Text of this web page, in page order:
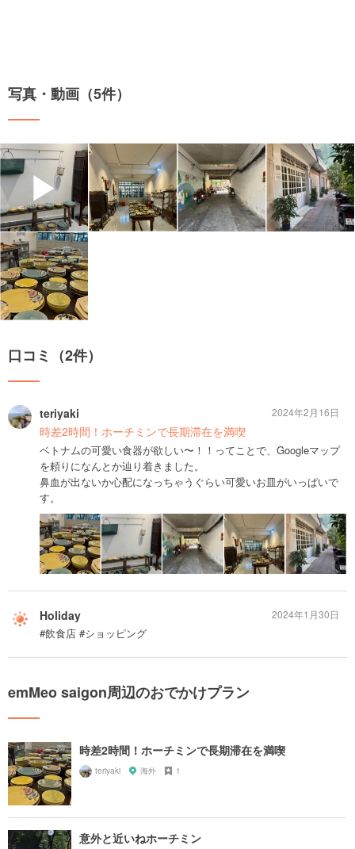
写真・動画（5件）
▶
口コミ（2件）
teriyaki
時差2時間！ホーチミンで長期滞在を満喫
ベトナムの可愛い食器が欲しい〜！！ってことで、Googleマップ
を頼りになんとか辿り着きました。
鼻血が出ないか心配になっちゃうぐらい可愛いお皿がいっぱいで
す。
2024年2月16日
Holiday
#飲食店 #ショッピング
2024年1月30日
emMeo saigon周辺のおでかけプラン
時差2時間！ホーチミンで長期滞在を満喫
teriyaki 海外 1
意外と近いねホーチミン